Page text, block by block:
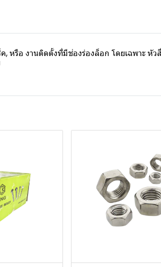
, หรือ งานติดตั้งที่มีช่องร่องล็อก โดยเฉพาะ หั